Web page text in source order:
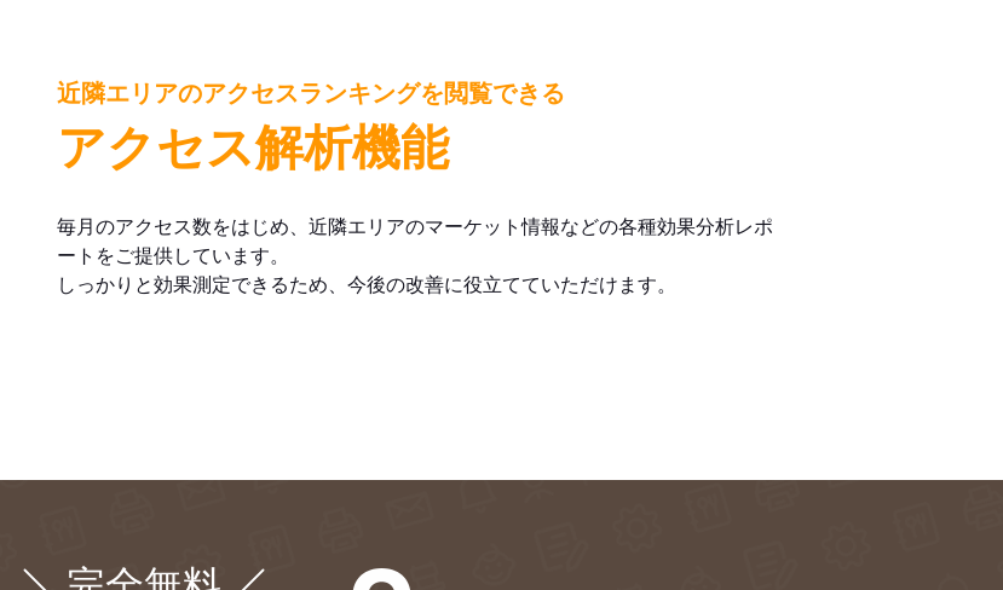
近隣エリアのアクセスランキングを閲覧できる
アクセス解析機能
毎月のアクセス数をはじめ、近隣エリアのマーケット情報などの各種効果分析レポ
ートをご提供しています。
しっかりと効果測定できるため、今後の改善に役立てていただけます。